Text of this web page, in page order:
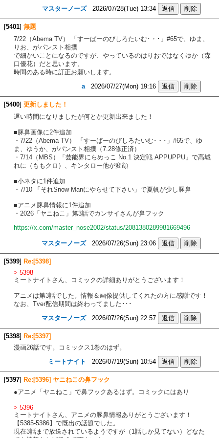
マスターノーズ2026/07/28(Tue) 13:34
[5401] 無題
7/22（Abema TV） 「すーぱーのびしろたいむ･・･」#65で、ゆま、
りお、がパンスト相撲
で細かいことになるのですが、やっているのはりおではなくゆか（森
口優花）だと思います。
時間のある時に訂正お願いします。
a 2026/07/27(Mon) 19:16
[5400] 更新しました！
遅い時間になりましたが何とか更新出来ました！
■豚鼻画像に2件追加
・7/22（Abema TV） 「すーぱーのびしろたいむ･・･」#65で、ゆ
ま、ゆうか、がパンスト相撲（7.28修正済）
・7/14（MBS）「芸能界にらめっこ No.1 決定戦 APPUPPU」で高城
れに（ももクロ）、キンタロー他が変顔
■小ネタに1件追加
・7/10 「それSnow Manにやらせて下さい」で夏帆が少し豚鼻
■アニメ豚鼻情報に1件追加
・2026「ヤニねこ」第3話でカンサイさんが鼻フック
https://x.com/master_nose2002/status/2081380289981669496
マスターノーズ2026/07/26(Sun) 23:06
[5399] Re:[5398]
> 5398
ミートナイトさん、コミックの詳細ありがとうございます！
アニメは第3話でした。情報＆画像提供してくれたの方に感謝です！
なお、Tver配信期間は終わってました･･･
マスターノーズ2026/07/26(Sun) 22:57
[5398] Re:[5397]
漫画26話です。コミックス1巻のはず。
ミートナイト
2026/07/19(Sun) 10:54
[5397] Re:[5396] ヤニねこの鼻フック
●アニメ「ヤニねこ」で鼻フックあるはず。コミックにはあり
> 5396
ミートナイトさん、アニメの豚鼻情報ありがとうございます！
【5385-5386】で既出の話題でした。
現在3話まで放送されているようですが（1話しか見てない）どなた